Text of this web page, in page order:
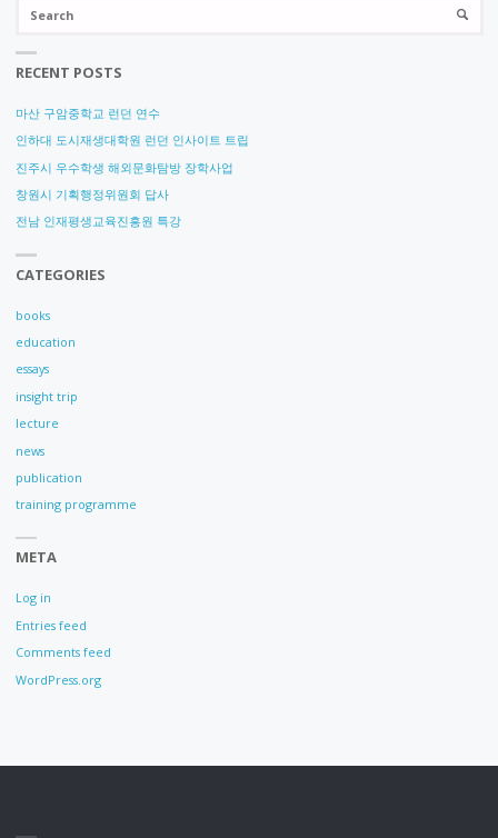
RECENT POSTS
마산 구암중학교 런던 연수
인하대 도시재생대학원 런던 인사이트 트립
진주시 우수학생 해외문화탐방 장학사업
창원시 기획행정위원회 답사
전남 인재평생교육진흥원 특강
CATEGORIES
books
education
essays
insight trip
lecture
news
publication
training programme
META
Log in
Entries feed
Comments feed
WordPress.org